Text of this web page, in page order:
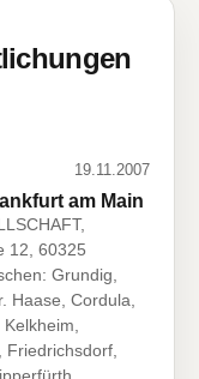
19.11.2007
am Main
12, 60325
Grundig,
Haase, Cordula,
Friedrichsdorf,